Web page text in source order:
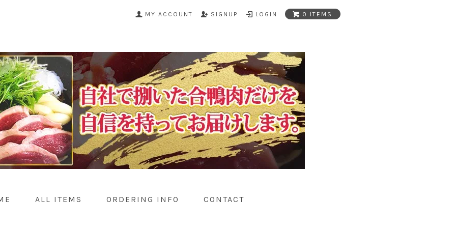
MY ACCOUNT SIGNUP LOGIN 0 ITEMS
ALL ITEMS ORDERING INFO CONTACT